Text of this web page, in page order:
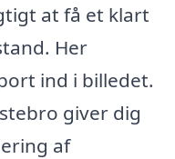
at få et klart
Her
ind i billedet.
giver dig
af